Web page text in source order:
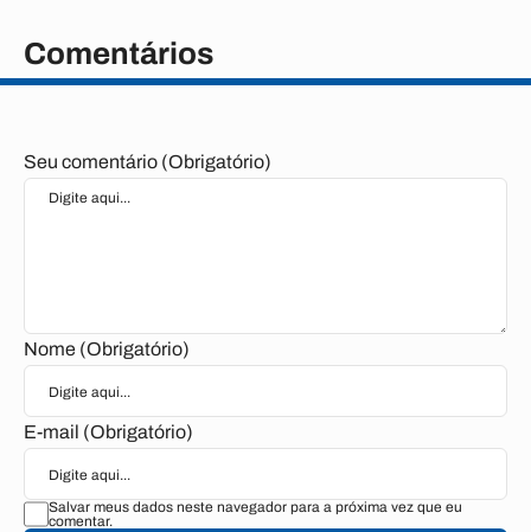
Comentários
Seu comentário (Obrigatório)
Nome (Obrigatório)
E-mail (Obrigatório)
Salvar meus dados neste navegador para a próxima vez que eu
comentar.